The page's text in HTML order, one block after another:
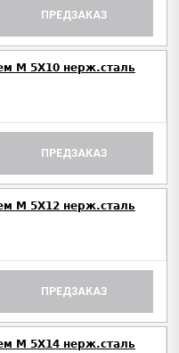
ПРЕДЗАКАЗ
M 5Х10 нерж.сталь
ПРЕДЗАКАЗ
M 5Х12 нерж.сталь
ПРЕДЗАКАЗ
M 5Х14 нерж.сталь